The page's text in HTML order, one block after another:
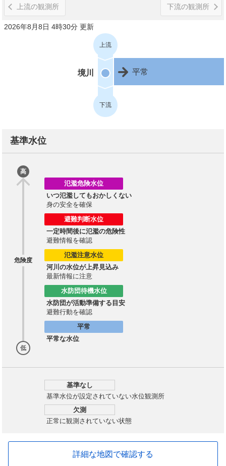
上流の観測所 下流の観測所
2026年8月8日 4時30分 更新
上流
境川 平常
下流
基準水位
高
危険度
低
氾濫危険水位
いつ氾濫してもおかしくない
身の安全を確保
避難判断水位
一定時間後に氾濫の危険性
避難情報を確認
氾濫注意水位
河川の水位が上昇見込み
最新情報に注意
水防団待機水位
水防団が活動準備する目安
避難行動を確認
平常
平常な水位
基準なし
基準水位が設定されていない水位観測所
欠測
正常に観測されていない状態
詳細な地図で確認する